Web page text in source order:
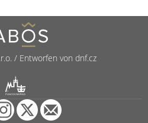
/ Entworfen von dnf.cz
PUNCOVNÍ ÚŘAD